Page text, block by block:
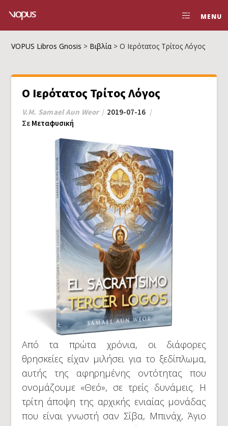
MENU
VOPUS Libros Gnosis > Βιβλία >Ο Ιερότατος Τρίτος Λόγος
Ο Ιερότατος Τρίτος Λόγος
V.M. Samael Aun Weor
2019-07-16
Σε Μεταφυσική
Από τα πρώτα χρόνια, οι διάφορες
θρησκείες είχαν μιλήσει για το ξεδίπλωμα,
αυτής της αφηρημένης οντότητας που
ονομάζουμε «Θεό», σε τρείς δυνάμεις. Η
τρίτη άποψη της αρχικής ενιαίας μονάδας
που είναι γνωστή σαν Σίβα, Μπινάχ, Άγιο